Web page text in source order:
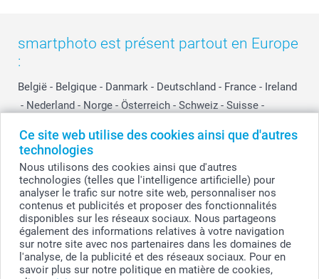
Ce site web utilise des cookies ainsi que d'autres
technologies
Nous utilisons des cookies ainsi que d'autres
technologies (telles que l'intelligence artificielle) pour
analyser le trafic sur notre site web, personnaliser nos
contenus et publicités et proposer des fonctionnalités
disponibles sur les réseaux sociaux. Nous partageons
également des informations relatives à votre navigation
sur notre site avec nos partenaires dans les domaines de
l'analyse, de la publicité et des réseaux sociaux. Pour en
savoir plus sur notre politique en matière de cookies,
smartphoto est présent partout en Europe
:
België - Belgique - Danmark - Deutschland - France - Ireland
- Nederland - Norge - Österreich - Schweiz - Suisse -
Other Countries
© smartphoto group. Tous droits réservés
smartphoto group SA.
Siège social : Kwatrechtsteenweg 160, 9230 Wetteren, Belgique
Numéro de TVA BE 0405.706.755
Tous les prix sont en EURO (€), TVA incluse et hors frais de port.